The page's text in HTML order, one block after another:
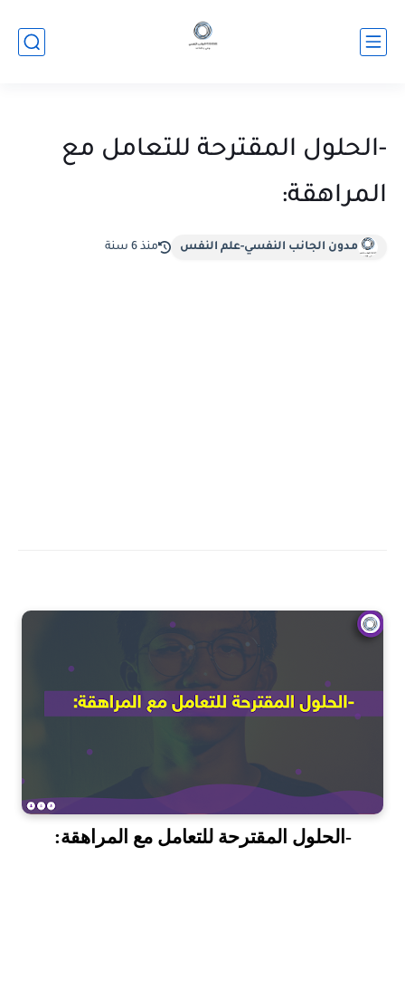
-الحلول المقترحة للتعامل مع
المراهقة:
مدون الجانب النفسي-علم النفس منذ 6 سنة
-الحلول المقترحة للتعامل مع المراهقة: